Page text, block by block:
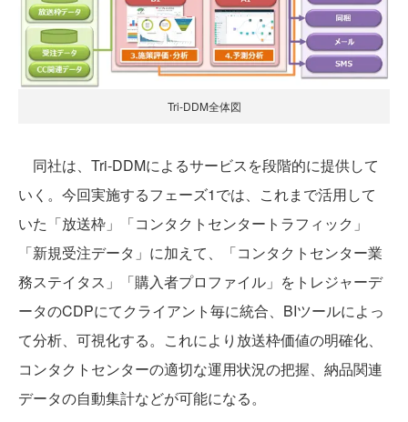
Tri-DDM全体図
同社は、Tri-DDMによるサービスを段階的に提供して
いく。今回実施するフェーズ1では、これまで活用して
いた「放送枠」「コンタクトセンタートラフィック」
「新規受注データ」に加えて、「コンタクトセンター業
務ステイタス」「購入者プロファイル」をトレジャーデ
ータのCDPにてクライアント毎に統合、BIツールによっ
て分析、可視化する。これにより放送枠価値の明確化、
コンタクトセンターの適切な運用状況の把握、納品関連
データの自動集計などが可能になる。